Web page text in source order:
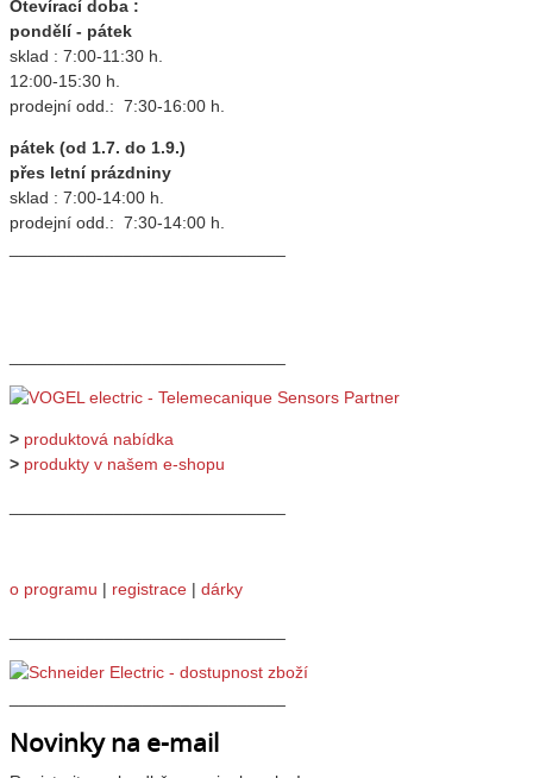
Otevírací doba :
pondělí - pátek
sklad : 7:00-11:30 h.
12:00-15:30 h.
prodejní odd.: 7:30-16:00 h.
pátek (od 1.7. do 1.9.)
přes letní prázdniny
sklad : 7:00-14:00 h.
prodejní odd.: 7:30-14:00 h.
> produktová nabídka
> produkty v našem e-shopu
o programu | registrace | dárky
Novinky na e-mail